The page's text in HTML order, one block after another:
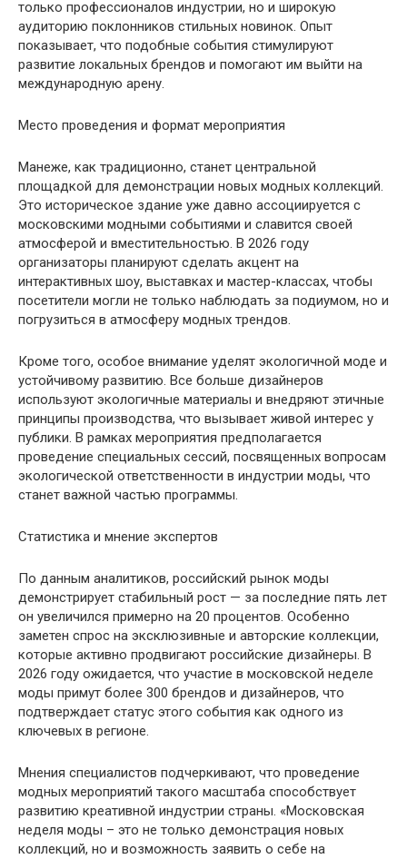
только профессионалов индустрии, но и широкую
аудиторию поклонников стильных новинок. Опыт
показывает, что подобные события стимулируют
развитие локальных брендов и помогают им выйти на
международную арену.
Место проведения и формат мероприятия
Манеже, как традиционно, станет центральной
площадкой для демонстрации новых модных коллекций.
Это историческое здание уже давно ассоциируется с
московскими модными событиями и славится своей
атмосферой и вместительностью. В 2026 году
организаторы планируют сделать акцент на
интерактивных шоу, выставках и мастер-классах, чтобы
посетители могли не только наблюдать за подиумом, но и
погрузиться в атмосферу модных трендов.
Кроме того, особое внимание уделят экологичной моде и
устойчивому развитию. Все больше дизайнеров
используют экологичные материалы и внедряют этичные
принципы производства, что вызывает живой интерес у
публики. В рамках мероприятия предполагается
проведение специальных сессий, посвященных вопросам
экологической ответственности в индустрии моды, что
станет важной частью программы.
Статистика и мнение экспертов
По данным аналитиков, российский рынок моды
демонстрирует стабильный рост — за последние пять лет
он увеличился примерно на 20 процентов. Особенно
заметен спрос на эксклюзивные и авторские коллекции,
которые активно продвигают российские дизайнеры. В
2026 году ожидается, что участие в московской неделе
моды примут более 300 брендов и дизайнеров, что
подтверждает статус этого события как одного из
ключевых в регионе.
Мнения специалистов подчеркивают, что проведение
модных мероприятий такого масштаба способствует
развитию креативной индустрии страны. «Московская
неделя моды – это не только демонстрация новых
коллекций, но и возможность заявить о себе на